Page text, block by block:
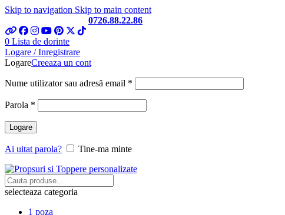
Skip to navigation Skip to main content
0726.88.22.86
0 Lista de dorinte
Logare / Inregistrare
LogareCreeaza un cont
Nume utilizator sau adresă email *
Parola *
Logare
Ai uitat parola? Tine-ma minte
selecteaza categoria
1 poza